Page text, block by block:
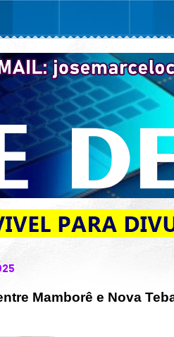
Mamborê e Nova